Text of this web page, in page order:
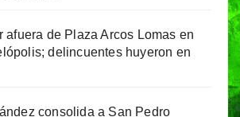
afuera de Plaza Arcos Lomas en
delincuentes huyeron en
consolida a San Pedro